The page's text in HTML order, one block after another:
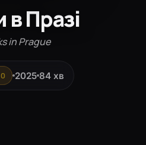
в Празі
in Prague
2025 84 хв